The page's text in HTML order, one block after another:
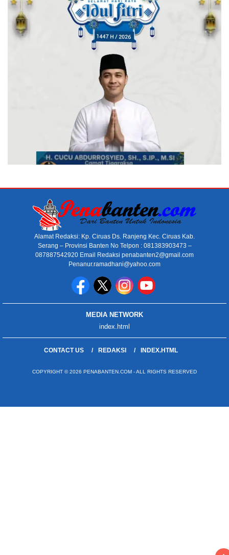
Alamat Redaksi: Kp. Ciruas Ds. Ranjeng Kec. Ciruas Kab.
Serang – Provinsi Banten No Telpon : 081383903473 –
087887542920 Email Redaksi penabanten2@gmail.com
Penanur.ramadhani@yahoo.com
MEDIA NETWORK
index.html
CONTACT US REDAKSI INDEX.HTML
COPYRIGHT © 2026 PENABANTEN.COM - ALL RIGHTS RESERVED